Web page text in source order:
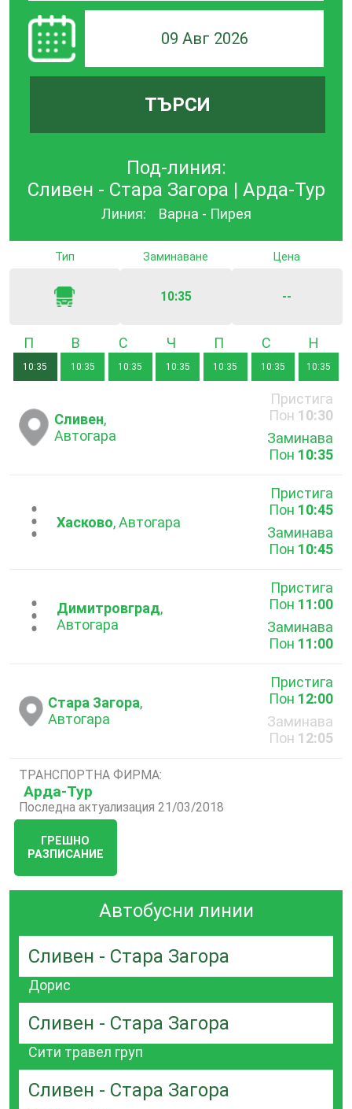
09 Авг 2026
ТЪРСИ
Под-линия:
Сливен - Стара Загора | Арда-Тур
Линия: Варна - Пирея
Тип Заминаване
10:35
Цена
--
Понеделник
10:35
Вторник
10:35 10:35
Четвъртък
10:35 10:35
Събота
10:35 10:35
Сливен,
Автогара
Пристига
Пон 10:30
Заминава
Пон 10:35
...Хасково, Автогара
Пристига
Пон 10:45
Заминава
Пон 10:45
...Димитровград,
Автогара
Пристига
Пон 11:00
Заминава
Пон 11:00
Стара Загора,
Автогара
Пристига
Пон 12:00
Заминава
Пон 12:05
ТРАНСПОРТНА ФИРМА:
Арда-Тур
Последна актуализация 21/03/2018
ГРЕШНО
РАЗПИСАНИЕ
Автобусни линии
Сливен - Стара Загора
Дорис
Сливен - Стара Загора
Сити травел груп
Сливен - Стара Загора